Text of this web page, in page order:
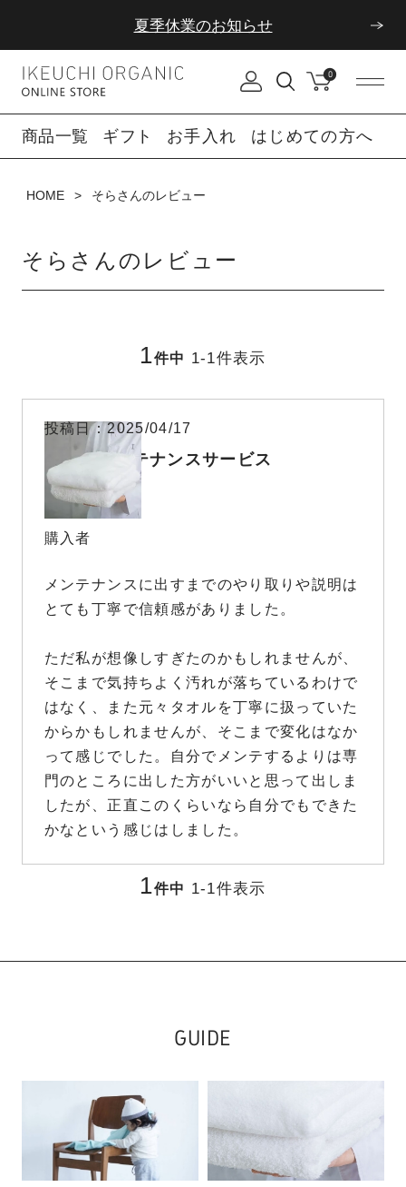
夏季休業のお知らせ
夏季休業のお知らせ
0
商品一覧 ギフト お手入れ はじめての方へ
HOME そらさんのレビュー
そらさんのレビュー
1件中 1-1件表示
タオルメンテナンスサービス
購入者
投稿日 2025/04/17
メンテナンスに出すまでのやり取りや説明は
とても丁寧で信頼感がありました。
ただ私が想像しすぎたのかもしれませんが、
そこまで気持ちよく汚れが落ちているわけで
はなく、また元々タオルを丁寧に扱っていた
からかもしれませんが、そこまで変化はなか
って感じでした。自分でメンテするよりは専
門のところに出した方がいいと思って出しま
したが、正直このくらいなら自分でもできた
かなという感じはしました。
1件中 1-1件表示
GUIDE